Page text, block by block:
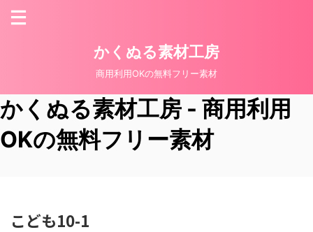
かくぬる素材工房
商用利用OKの無料フリー素材
かくぬる素材工房 - 商用利用
OKの無料フリー素材
こども10-1